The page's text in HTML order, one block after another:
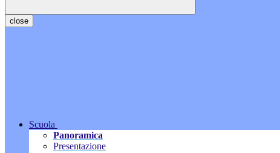
close
Scuola
Panoramica
Presentazione